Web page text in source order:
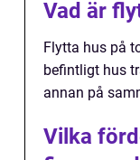
Vad är
Flytta hus på
befintligt hus
annan på
Vilka